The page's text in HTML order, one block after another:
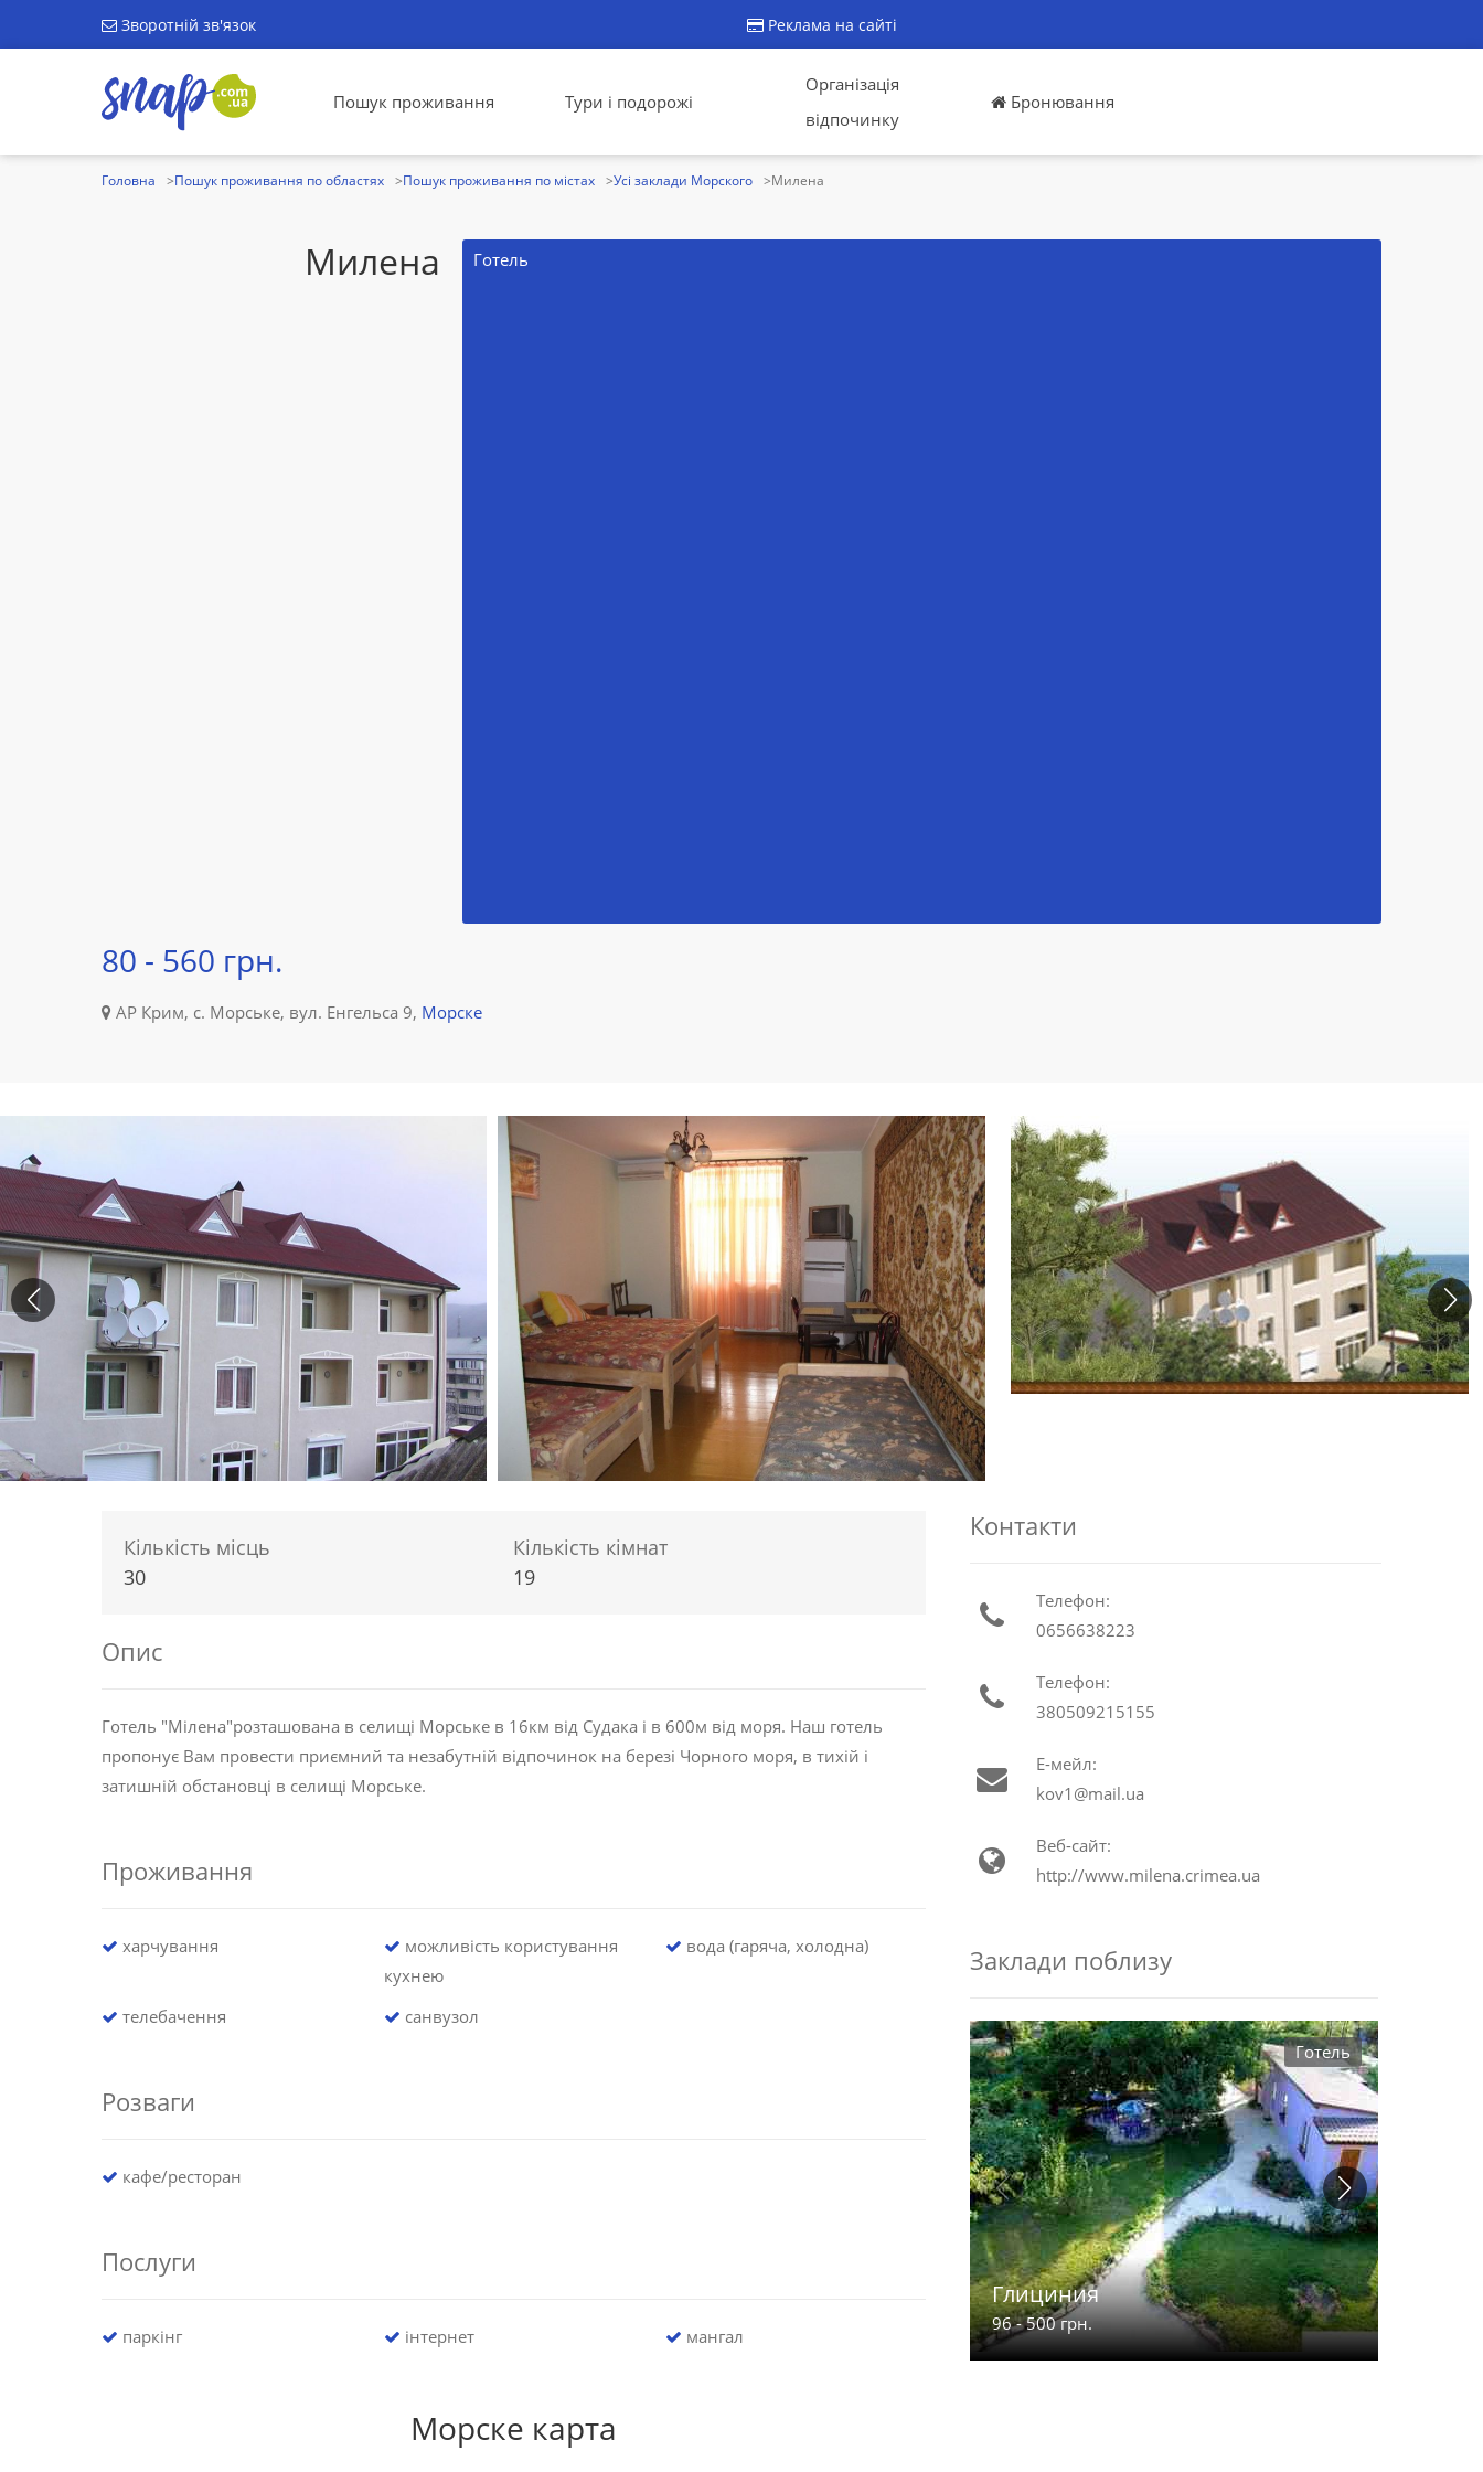
Зворотній зв'язок Реклама на сайті
Пошук проживання Тури і подорожі
Організація
відпочинку
Бронювання
Головна Пошук проживання по областях Пошук проживання по містах Усі заклади Морского Милена
Милена Готель
80 - 560 грн.
АР Крим, с. Морське, вул. Енгельса 9, Морске
Кількість місць
30
Кількість кімнат
19
Опис
Готель "Мілена"розташована в селищі Морське в 16км від Судака і в 600м від моря. Наш готель
пропонує Вам провести приємний та незабутній відпочинок на березі Чорного моря, в тихій і
затишній обстановці в селищі Морське.
Проживання
харчування
можливість користування
кухнею
вода (гаряча, холодна)
телебачення санвузол
Розваги
кафе/ресторан
Послуги
паркінг інтернет мангал
Морске карта
Контакти
Телефон:
0656638223
Телефон:
380509215155
Е-мейл:
kov1@mail.ua
Веб-сайт:
http://www.milena.crimea.ua
Заклади поблизу
Готель
Глициния
96 - 500 грн.